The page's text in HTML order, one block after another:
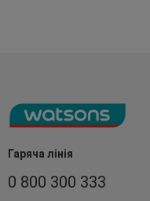
Гаряча лінія
0 800 300 333